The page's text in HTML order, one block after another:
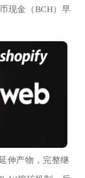
现金（BCH）早
伸产物，完整继